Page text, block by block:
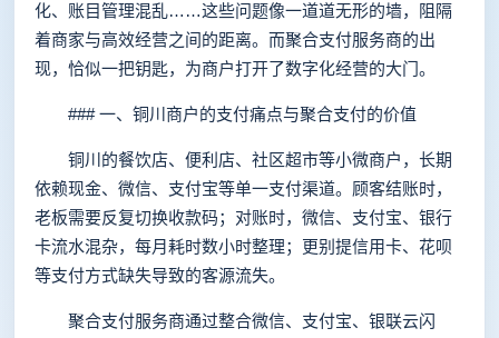
化、账目管理混乱……这些问题像一道道无形的墙，阻隔
着商家与高效经营之间的距离。而聚合支付服务商的出
现，恰似一把钥匙，为商户打开了数字化经营的大门。
### 一、铜川商户的支付痛点与聚合支付的价值
铜川的餐饮店、便利店、社区超市等小微商户，长期
依赖现金、微信、支付宝等单一支付渠道。顾客结账时，
老板需要反复切换收款码；对账时，微信、支付宝、银行
卡流水混杂，每月耗时数小时整理；更别提信用卡、花呗
等支付方式缺失导致的客源流失。
聚合支付服务商通过整合微信、支付宝、银联云闪